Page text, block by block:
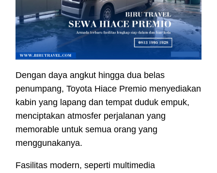
Dengan daya angkut hingga dua belas
penumpang, Toyota Hiace Premio menyediakan
kabin yang lapang dan tempat duduk empuk,
menciptakan atmosfer perjalanan yang
memorable untuk semua orang yang
menggunakanya.
Fasilitas modern, seperti multimedia